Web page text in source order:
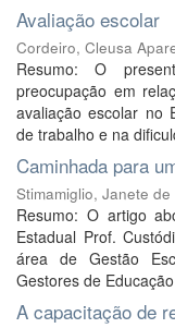
Avaliação escolar
Cordeiro, Cleusa
Resumo: O
preocupação em
avaliação escolar no
de trabalho e na
Caminhada para
Stimamiglio, Janete de
Resumo: O artigo
Estadual Prof.
área de Gestão
Gestores de
A capacitação de